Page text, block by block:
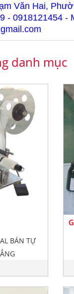
Văn Hai,
- 0918121454 -
danh mục
BÁN TỰ